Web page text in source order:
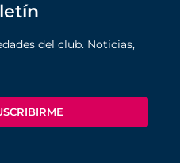
del club. Noticias,